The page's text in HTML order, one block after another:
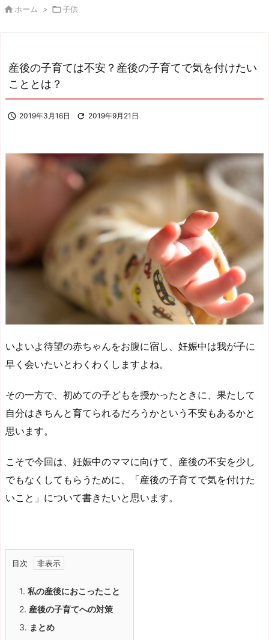
 ホーム > 子供
産後の子育ては不安？産後の子育てで気を付けたい
こととは？
 2019年3月16日  2019年9月21日
いよいよ待望の赤ちゃんをお腹に宿し、妊娠中は我が子に
早く会いたいとわくわくしますよね。
その一方で、初めての子どもを授かったときに、果たして
自分はきちんと育てられるだろうかという不安もあるかと
思います。
こそで今回は、妊娠中のママに向けて、産後の不安を少し
でもなくしてもらうために、「産後の子育てで気を付けた
いこと」について書きたいと思います。
目次
1. 私の産後におこったこと
2. 産後の子育てへの対策
3. まとめ